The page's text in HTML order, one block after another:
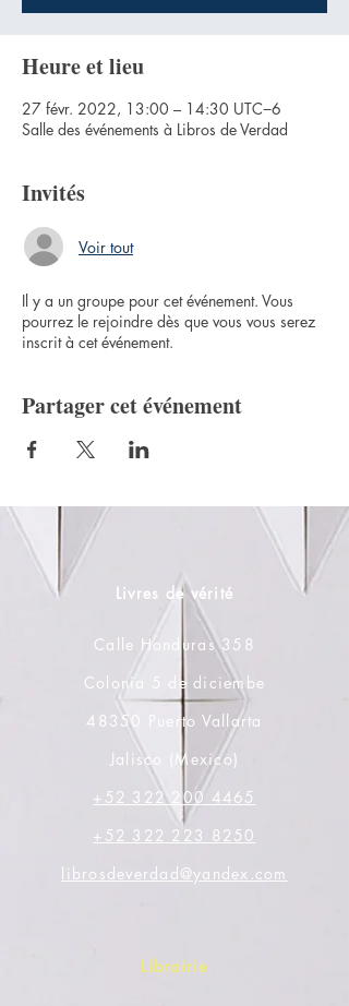
Heure et lieu
27 févr. 2022, 13:00 – 14:30 UTC−6
Salle des événements à Libros de Verdad
Invités
Voir tout
Il y a un groupe pour cet événement. Vous
pourrez le rejoindre dès que vous vous serez
inscrit à cet événement.
Partager cet événement
Livres de vérité
Calle Honduras 358
Colonia 5 de diciembe
48350 Puerto Vallarta
Jalisco (Mexico)
+52 322 200 4465
+52 322 223 8250
librosdeverdad@yandex.com
Librairie